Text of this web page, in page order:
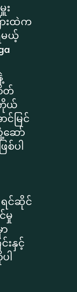
း
ားထဲက
မယ့်
တ်
ယ်
မြင်
ဆော်
စ်ပါ
ရင်ဆိုင်
မှု
းနှင့်
ါ